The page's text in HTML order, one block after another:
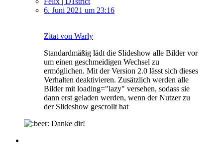
6. Juni 2021 um 23:16
Zitat von Warly
Standardmäßig lädt die Slideshow alle Bilder vor
um einen geschmeidigen Wechsel zu
ermöglichen. Mit der Version 2.0 lässt sich dieses
Verhalten deaktivieren. Zusätzlich werden alle
Bilder mit loading="lazy" versehen, sodass sie
dann erst geladen werden, wenn der Nutzer zu
der Slideshow gescrollt hat
Danke dir!